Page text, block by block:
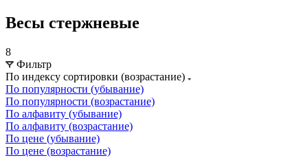
Весы стержневые
8
Фильтр
По индексу сортировки (возрастание)
По популярности (убывание)
По популярности (возрастание)
По алфавиту (убывание)
По алфавиту (возрастание)
По цене (убывание)
По цене (возрастание)